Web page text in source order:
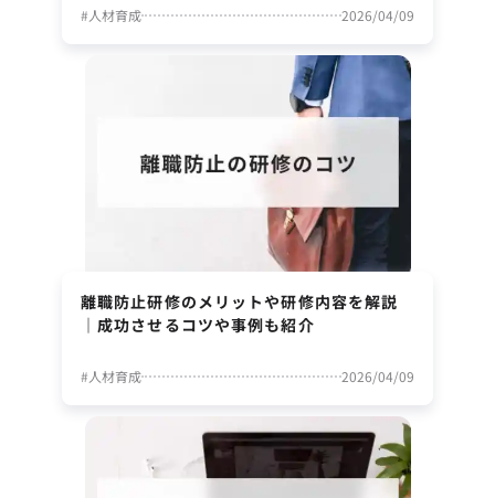
#人材育成 2026/04/09
離職防止研修のメリットや研修内容を解説
｜成功させるコツや事例も紹介
#人材育成 2026/04/09